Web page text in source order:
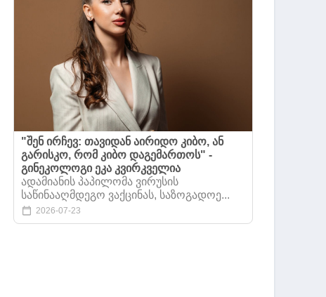
"შენ ირჩევ: თავიდან აირიდო კიბო, ან
გარისკო, რომ კიბო დაგემართოს" -
გინეკოლოგი ეკა კვირკველია
ადამიანის პაპილომა ვირუსის
საწინააღმდეგო ვაქცინას, საზოგადოე...
2026-07-23